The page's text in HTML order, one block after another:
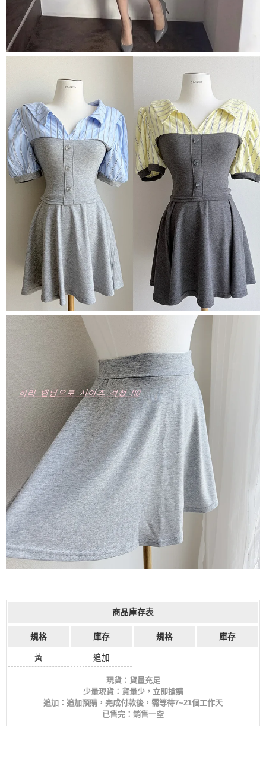
商品庫存表
規格 庫存 規格 庫存
黃 追加
現貨：貨量充足
少量現貨：貨量少，立即搶購
追加：追加預購，完成付款後，需等待7~21個工作天
已售完：銷售一空